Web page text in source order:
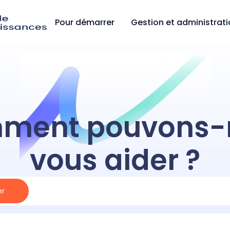
Pour démarrer Gestion et
vous aider ?